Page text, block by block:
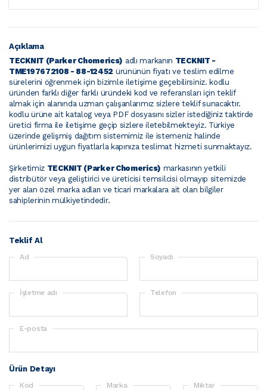
Açıklama
TECKNIT (Parker Chomerics) adlı markanın TECKNIT -
TME197672108 - 88-12452 ürününün fiyatı ve teslim edilme
sürelerini öğrenmek için bizimle iletişime geçebilirsiniz. kodlu
üründen farklı diğer farklı üründeki kod ve referansları için teklif
almak için alanında uzman çalışanlarımız sizlere teklif sunacaktır.
kodlu ürüne ait katalog veya PDF dosyasını sizler istediğiniz taktirde
üretici firma ile iletişime geçip sizlere iletebilmekteyiz. Türkiye
üzerinde gelişmiş dağıtım sistemimiz ile istemeniz halinde
ürünlerimizi uygun fiyatlarla kapınıza teslimat hizmeti sunmaktayız.
Şirketimiz TECKNIT (Parker Chomerics) markasının yetkili
distribütör veya geliştirici ve üreticisi temsilcisi olmayıp sitemizde
yer alan özel marka adları ve ticari markalara ait olan bilgiler
sahiplerinin mülkiyetindedir.
Teklif Al
Ad Soyadı
İşletme adı Telefon
E-posta
Ürün Detayı
Kod Marka Miktar